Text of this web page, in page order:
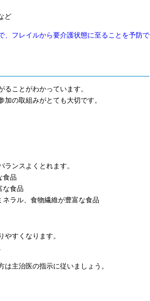
ど
、フレイルから要介護状態に至ることを予防で
ことがわかっています。
の取組みがとても大切です。
ンスよくとれます。
品
食品
ル、食物繊維が豊富な食品
すくなります。
主治医の指示に従いましょう。